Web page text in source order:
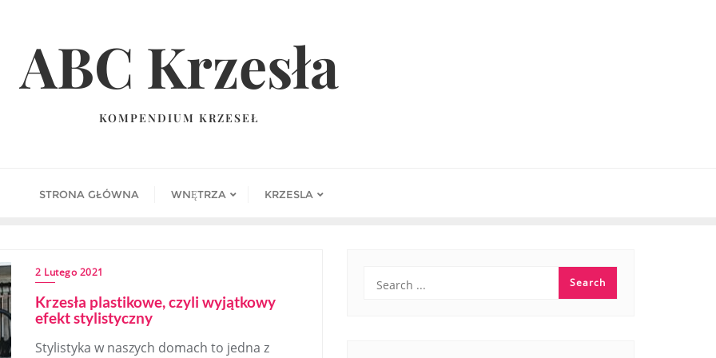
ABC Krzesła
KOMPENDIUM KRZESEŁ
STRONA GŁÓWNA WNĘTRZA KRZESLA
2 Lutego 2021
Krzesła plastikowe, czyli wyjątkowy
efekt stylistyczny
Stylistyka w naszych domach to jedna z